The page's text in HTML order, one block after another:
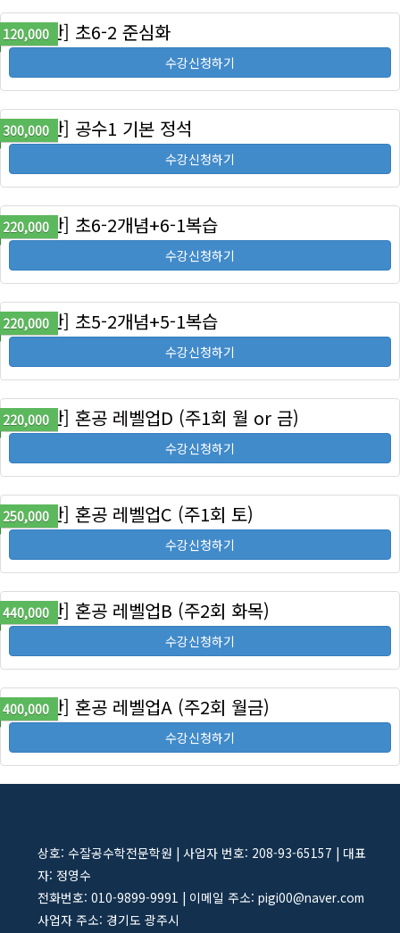
120,000
[특강반] 초6-2 준심화
수강신청하기
300,000
[정규반] 공수1 기본 정석
수강신청하기
220,000
[정규반] 초6-2개념+6-1복습
수강신청하기
220,000
[정규반] 초5-2개념+5-1복습
수강신청하기
220,000
[특강반] 혼공 레벨업D (주1회 월 or 금)
수강신청하기
250,000
[특강반] 혼공 레벨업C (주1회 토)
수강신청하기
440,000
[특강반] 혼공 레벨업B (주2회 화목)
수강신청하기
400,000
[특강반] 혼공 레벨업A (주2회 월금)
수강신청하기
상호: 수잘공수학전문학원 | 사업자 번호: 208-93-65157 | 대표
자: 정영수
전화번호: 010-9899-9991 | 이메일 주소: pigi00@naver.com
사업자 주소: 경기도 광주시